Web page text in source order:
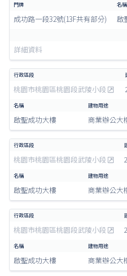
成功路一段32號(13F共有部分) 啟
詳細資料
桃園市桃園區桃園段武陵小段
啟聖成功大樓 商業辦公大
桃園市桃園區桃園段武陵小段
啟聖成功大樓 商業辦公大
桃園市桃園區桃園段武陵小段
啟聖成功大樓 商業辦公大